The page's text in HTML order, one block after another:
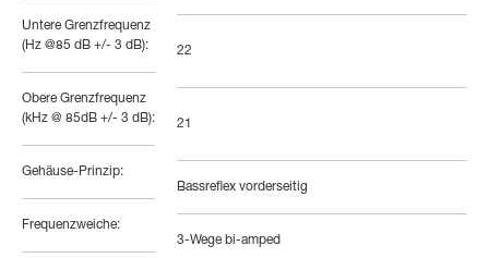
Untere Grenzfrequenz
(Hz @85 dB +/- 3 dB):
Obere Grenzfrequenz
(kHz @ 85dB +/- 3 dB):
Gehäuse-Prinzip:
Frequenzweiche:
22
21
Bassreflex vorderseitig
3-Wege bi-amped